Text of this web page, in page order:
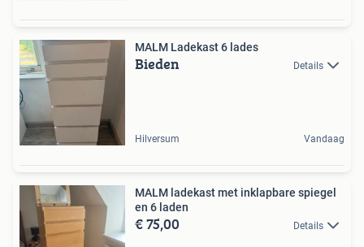
MALM Ladekast 6 lades
Bieden Details
Hilversum Vandaag
MALM ladekast met inklapbare spiegel
en 6 laden
€ 75,00 Details